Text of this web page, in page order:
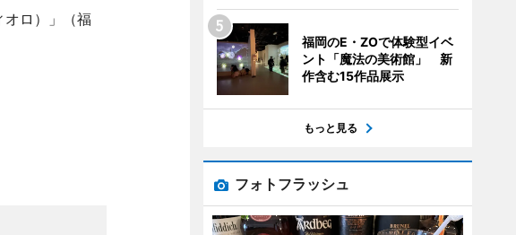
オロ）」（福
福岡のE・ZOで体験型イベ
ント「魔法の美術館」 新
作含む15作品展示
もっと見る
フォトフラッシュ